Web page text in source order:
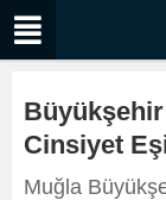
Cinsiyet
Muğla